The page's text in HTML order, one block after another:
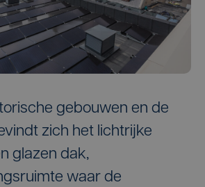
gebouwen en de
zich het lichtrijke
glazen dak,
waar de